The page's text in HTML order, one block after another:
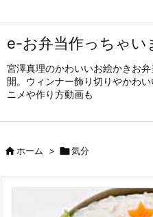
e-お弁当作っちゃい
宮澤真理のかわいいお絵かきお
開。ウィンナー飾り切りやかわ
ニメや作り方動画も
ホーム > 気分